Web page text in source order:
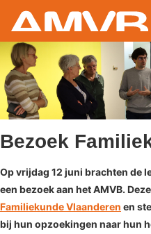
main
content
Bezoek
Op vrijdag 12 juni brachten de
een bezoek aan het AMVB.
Familiekunde Vlaanderen en
bij hun opzoekingen naar hun